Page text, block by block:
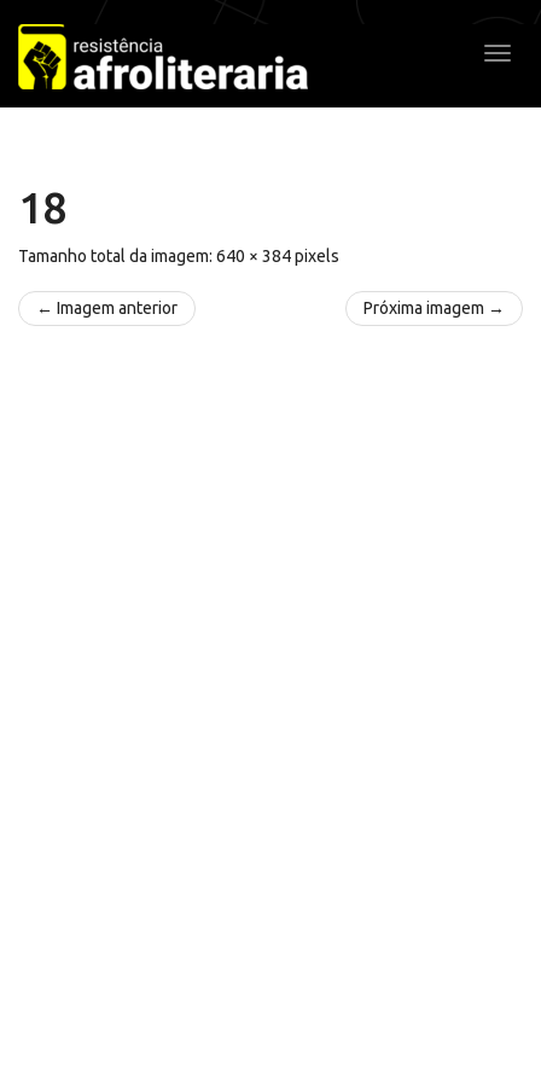
Pular
para
o
conteúdo
18
Tamanho total da imagem: 640 × 384pixels
← Imagem anterior Próxima imagem →